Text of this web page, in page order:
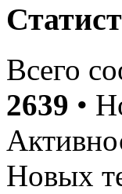
Всего
2639 •
Новых